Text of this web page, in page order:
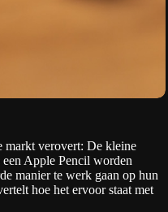
markt verovert: De kleine
een Apple Pencil worden
manier te werk gaan op hun
hoe het ervoor staat met